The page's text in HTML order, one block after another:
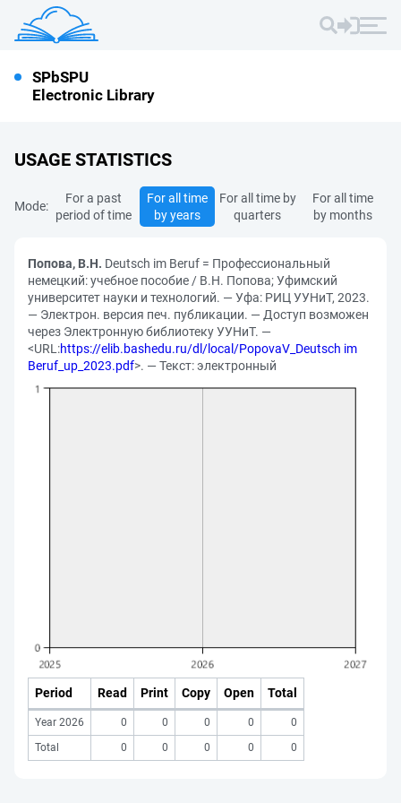
SPbSPU
Electronic Library
USAGE STATISTICS
Mode:
For a past
period of time
For all time
by years
For all time by
quarters
For all time
by months
Попова, В.Н. Deutsch im Beruf = Профессиональный
немецкий: учебное пособие / В.Н. Попова; Уфимский
университет науки и технологий. — Уфа: РИЦ УУНиТ, 2023.
— Электрон. версия печ. публикации. — Доступ возможен
через Электронную библиотеку УУНиТ. —
<URL:https://elib.bashedu.ru/dl/local/PopovaV_Deutsch im
Beruf_up_2023.pdf>. — Текст: электронный
Period Read Print Copy Open Total
Year 2026 0 0 0 0
0
Total
0 0 0 0 0